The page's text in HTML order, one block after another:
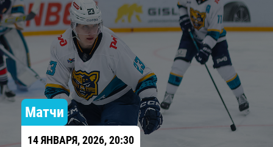
Матчи
14 ЯНВАРЯ, 2026, 20:30